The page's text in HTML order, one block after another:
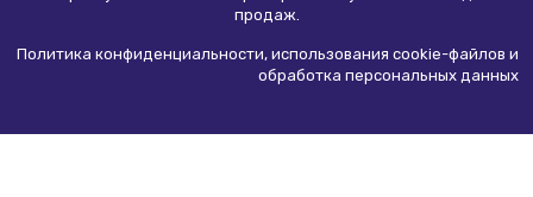
продаж.
Политика конфиденциальности, использования сookie-файлов и
обработка персональных данных